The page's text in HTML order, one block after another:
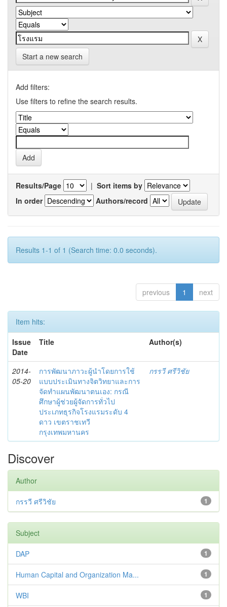
Start a new search
Add filters:
Use filters to refine the search results.
Results/Page | Sort items by
In order
Authors/record
Results 1-1 of 1 (Search time: 0.0 seconds).
previous 1 next
Item hits:
Issue
Date
Title Author(s)
2014-
05-20
การพัฒนาภาวะผู้นำโดยการใช้
แบบประเมินทางจิตวิทยาและการ
จัดทำแผนพัฒนาตนเอง: กรณี
ศึกษาผู้ช่วยผู้จัดการทั่วไป
ประเภทธุรกิจโรงแรมระดับ 4
ดาว เขตราชเทวี
กรุงเทพมหานคร
กรรวี ศรีวิชัย
Discover
Author
1
กรรวี ศรีวิชัย
Subject
1
DAP
1
Human Capital and Organization Ma...
1
WBI